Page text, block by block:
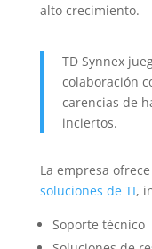
alto crecimiento.
TD Synnex
colaboración
carencias de
inciertos.
La empresa
soluciones de TI,
Soporte técnico